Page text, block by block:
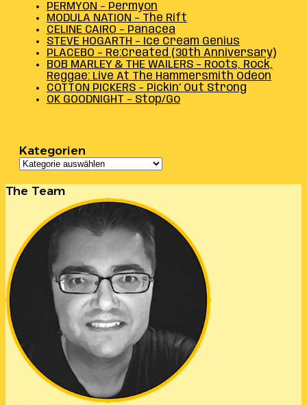
PERMYON – Permyon
MODULA NATION – The Rift
CELINE CAIRO – Panacea
STEVE HOGARTH – Ice Cream Genius
PLACEBO – Re:Created (30th Anniversary)
BOB MARLEY & THE WAILERS – Roots, Rock,
Reggae: Live At The Hammersmith Odeon
COTTON PICKERS – Pickin’ Out Strong
OK GOODNIGHT – Stop/Go
Kategorien
Kategorien
The Team